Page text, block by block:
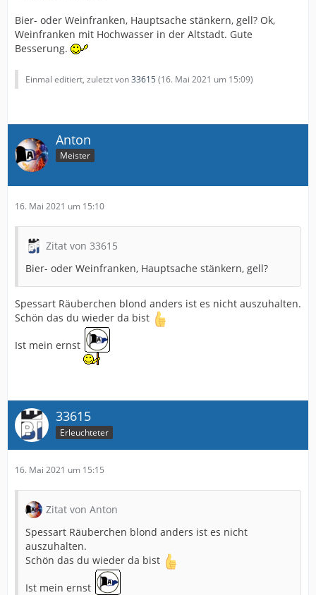
Bier- oder Weinfranken, Hauptsache stänkern, gell? Ok,
Weinfranken mit Hochwasser in der Altstadt. Gute
Besserung.
Einmal editiert, zuletzt von33615 (16. Mai 2021 um 15:09)
Anton
Meister
16. Mai 2021 um 15:10
Zitat von 33615
Bier- oder Weinfranken, Hauptsache stänkern, gell?
Spessart Räuberchen blond anders ist es nicht auszuhalten.
Schön das du wieder da bist
Ist mein ernst
33615
Erleuchteter
16. Mai 2021 um 15:15
Zitat von Anton
Spessart Räuberchen blond anders ist es nicht
auszuhalten.
Schön das du wieder da bist
Ist mein ernst